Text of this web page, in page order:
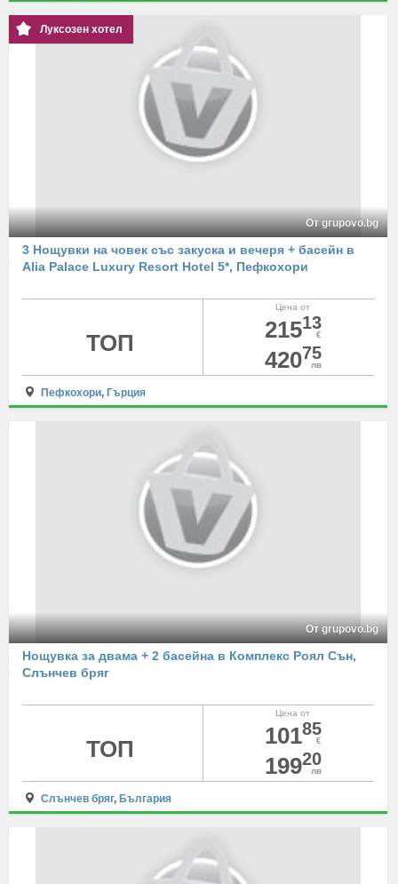
Луксозен хотел
От grupovo.bg
3 Нощувки на човек със закуска и вечеря + басейн в
Alia Palace Luxury Resort Hotel 5*, Пефкохори
Цена от
21513
€
42075
лв
ТОП
Пефкохори, Гърция
От grupovo.bg
Нощувка за двама + 2 басейна в Комплекс Роял Сън,
Слънчев бряг
Цена от
10185
€
19920
лв
ТОП
Слънчев бряг, България